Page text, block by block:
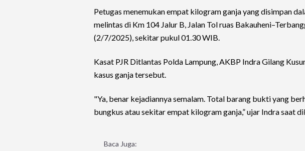
Petugas menemukan empat kilogram ganja yang disimpan
melintas di Km 104 Jalur B, Jalan Tol ruas
(2/7/2025), sekitar pukul 01.30 WIB.
Kasat PJR Ditlantas Polda Lampung, AKBP Indra Gilang
kasus ganja tersebut.
"Ya, benar kejadiannya semalam. Total barang bukti yang
bungkus atau sekitar empat kilogram ganja,” ujar Indra saat
Baca Juga: